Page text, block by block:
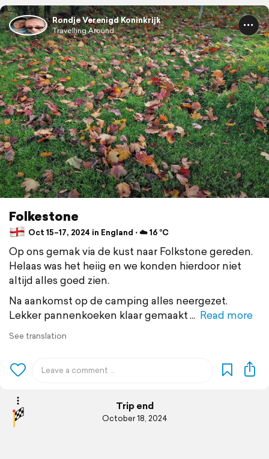
Rondje Verenigd Koninkrijk
Travelling Around
Folkestone
Oct 15–17, 2024 in England ⋅ ☁️ 16 °C
Op ons gemak via de kust naar Folkstone gereden.
Helaas was het heiig en we konden hierdoor niet
altijd alles goed zien.
Na aankomst op de camping alles neergezet.
Lekker pannenkoeken klaar gemaakt
Read more
See translation
Trip end
October 18, 2024